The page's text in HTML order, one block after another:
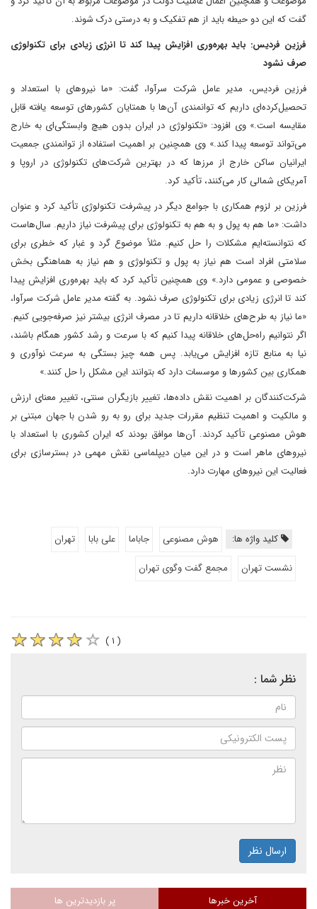
گفت که این دو حیطه باید از هم تفکیک و به درستی درک شوند.
فرزین فردیس: باید بهره‌وری افزایش پیدا کند تا انرژی زیادی برای تکنولوژی
صرف نشود
فرزین فردیس، مدیر عامل شرکت سرآوا، گفت: «ما نیروهای با استعداد و
تحصیل‌کرده‌ای داریم که توانمندی آن‌ها با همتایان کشورهای توسعه یافته قابل
مقایسه است.» وی افزود: «تکنولوژی در ایران بدون هیچ وابستگی‌ای به خارج
می‌تواند توسعه پیدا کند.» وی همچنین بر اهمیت استفاده از توانمندی جمعیت
ایرانیان ساکن خارج از مرزها که در بهترین شرکت‌های تکنولوژی در اروپا و
آمریکای شمالی کار می‌کنند، تأکید کرد.
فرزین بر لزوم همکاری با جوامع دیگر در پیشرفت تکنولوژی تأکید کرد و عنوان
داشت: «ما هم به پول و به هم به تکنولوژی برای پیشرفت نیاز داریم. سال‌هاست
که نتوانسته‌ایم مشکلات را حل کنیم. مثلاً موضوع گرد و غبار که خطری برای
سلامتی افراد است هم نیاز به پول و تکنولوژی و هم نیاز به هماهنگی بخش
خصوصی و عمومی دارد.» وی همچنین تأکید کرد که باید بهره‌وری افزایش پیدا
کند تا انرژی زیادی برای تکنولوژی صرف نشود. به گفته مدیر عامل شرکت سرآوا،
«ما نیاز به طرح‌های خلاقانه داریم تا در مصرف انرژی بیشتر نیز صرفه‌جویی کنیم.
اگر نتوانیم راه‌حل‌های خلاقانه پیدا کنیم که با سرعت و رشد کشور همگام باشند،
نیا به منابع تازه افزایش می‌یابد. پس همه چیز بستگی به سرعت نوآوری و
همکاری بین کشورها و موسسات دارد که بتوانند این مشکل را حل کنند.»
شرکت‌کنندگان بر اهمیت نقش داده‌ها، تغییر بازیگران سنتی، تغییر معنای ارزش
و مالکیت و اهمیت تنظیم مقررات جدید برای رو به رو شدن با جهان مبتنی بر
هوش مصنوعی تأکید کردند. آن‌ها موافق بودند که ایران کشوری با استعداد با
نیروهای ماهر است و در این میان دیپلماسی نقش مهمی در بسترسازی برای
فعالیت این نیروهای مهارت دارد.
کلید واژه ها: هوش مصنوعی جاباما علی بابا
تهران
نشست تهران
مجمع گفت وگوی تهران
( ۱ )
نظر شما :
ارسال نظر
آخرین خبرها پر بازدیدترین ها